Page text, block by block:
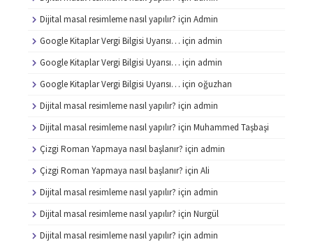
Dijital masal resimleme nasıl yapılır? için Admin
Google Kitaplar Vergi Bilgisi Uyarısı… için admin
Google Kitaplar Vergi Bilgisi Uyarısı… için admin
Google Kitaplar Vergi Bilgisi Uyarısı… için oğuzhan
Dijital masal resimleme nasıl yapılır? için admin
Dijital masal resimleme nasıl yapılır? için Muhammed Taşbaşi
Çizgi Roman Yapmaya nasıl başlanır? için admin
Çizgi Roman Yapmaya nasıl başlanır? için Ali
Dijital masal resimleme nasıl yapılır? için admin
Dijital masal resimleme nasıl yapılır? için Nurgül
Dijital masal resimleme nasıl yapılır? için admin